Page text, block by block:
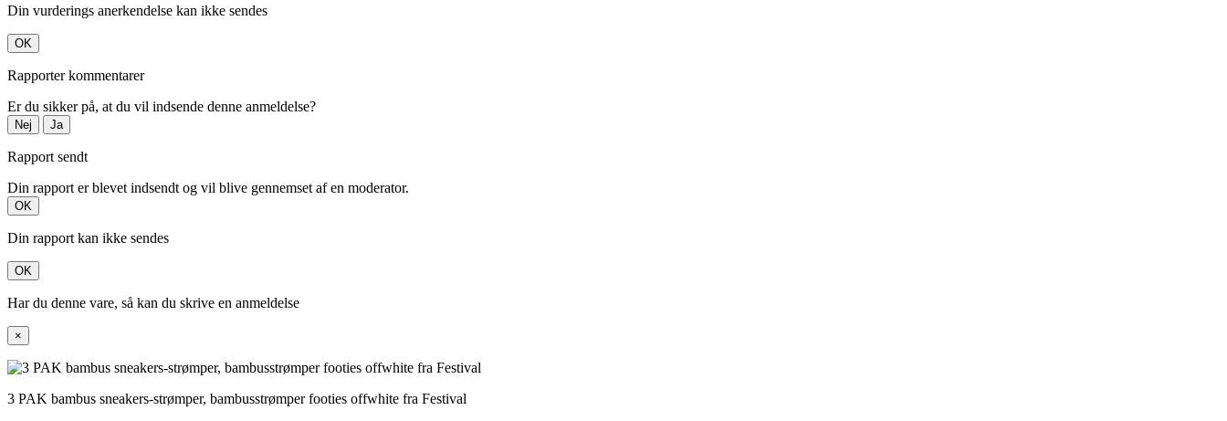
Din vurderings anerkendelse kan ikke sendes
OK
Rapporter kommentarer
Er du sikker på, at du vil indsende denne anmeldelse?
Nej Ja
Rapport sendt
Din rapport er blevet indsendt og vil blive gennemset af en moderator.
OK
Din rapport kan ikke sendes
OK
Har du denne vare, så kan du skrive en anmeldelse
×
3 PAK bambus sneakers-strømper, bambusstrømper footies offwhite fra Festival